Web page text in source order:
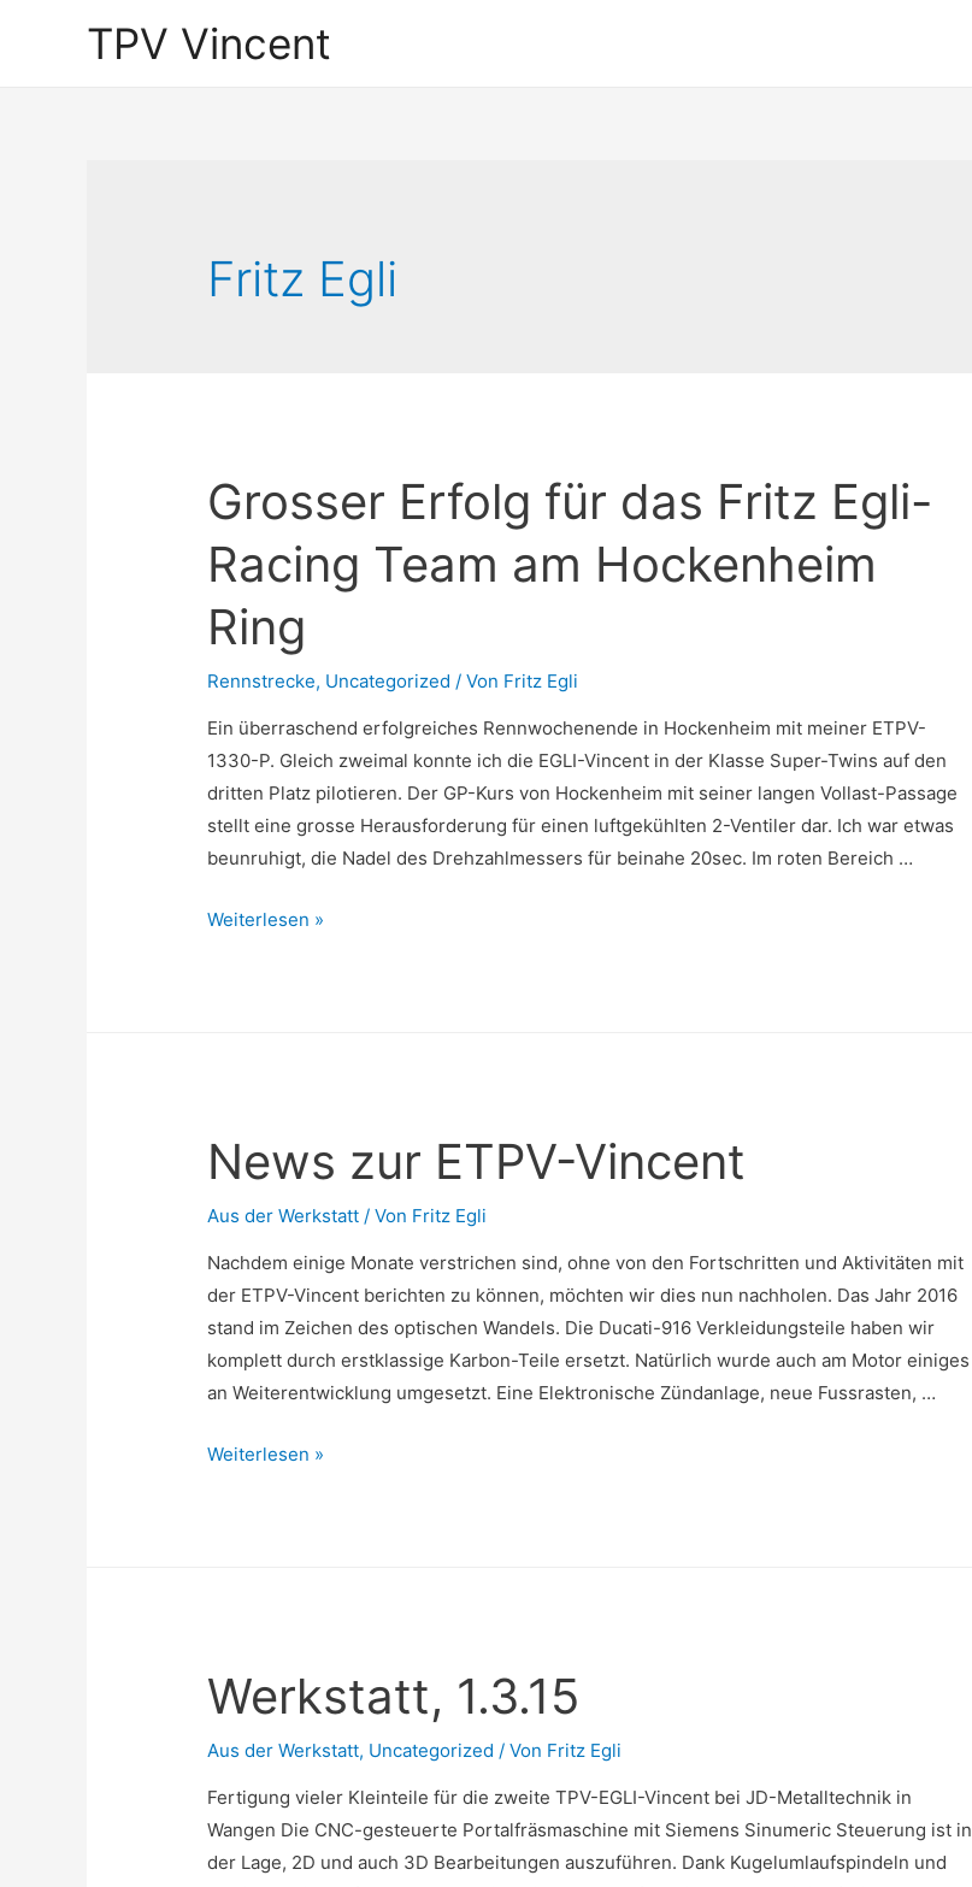
TPV Vincent
Fritz Egli
Grosser Erfolg für das Fritz Egli-
Racing Team am Hockenheim
Ring
Rennstrecke, Uncategorized / Von Fritz Egli
Ein überraschend erfolgreiches Rennwochenende in Hockenheim mit meiner ETPV-
1330-P. Gleich zweimal konnte ich die EGLI-Vincent in der Klasse Super-Twins auf den
dritten Platz pilotieren. Der GP-Kurs von Hockenheim mit seiner langen Vollast-Passage
stellt eine grosse Herausforderung für einen luftgekühlten 2-Ventiler dar. Ich war etwas
beunruhigt, die Nadel des Drehzahlmessers für beinahe 20sec. Im roten Bereich …
Grosser
Team
am
Hockenheim
Weiterlesen »
News zur ETPV-Vincent
Aus der Werkstatt / Von Fritz Egli
Nachdem einige Monate verstrichen sind, ohne von den Fortschritten und Aktivitäten mit
der ETPV-Vincent berichten zu können, möchten wir dies nun nachholen. Das Jahr 2016
stand im Zeichen des optischen Wandels. Die Ducati-916 Verkleidungsteile haben wir
komplett durch erstklassige Karbon-Teile ersetzt. Natürlich wurde auch am Motor einiges
an Weiterentwicklung umgesetzt. Eine Elektronische Zündanlage, neue Fussrasten, …
News
Weiterlesen »
Werkstatt, 1.3.15
Aus der Werkstatt, Uncategorized / Von Fritz Egli
Fertigung vieler Kleinteile für die zweite TPV-EGLI-Vincent bei JD-Metalltechnik in
Wangen Die CNC-gesteuerte Portalfräsmaschine mit Siemens Sinumeric Steuerung ist in
der Lage, 2D und auch 3D Bearbeitungen auszuführen. Dank Kugelumlaufspindeln und